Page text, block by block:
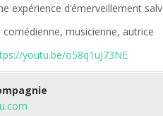
expérience d’émerveillement
comédienne, musicienne, autrice
youtu.be/o58q1uJ73NE